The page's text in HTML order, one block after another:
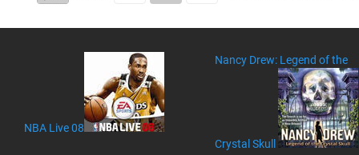
NBA Live 08
Nancy Drew: Legend of the
Crystal Skull